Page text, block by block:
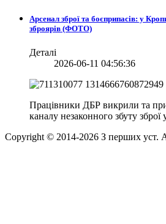
Арсенал зброї та боєприпасів: у
зброярів (ФОТО)
Деталі
2026-06-11 04:56:36
Працівники ДБР викрили та
каналу незаконного збуту
Copyright © 2014-2026 З перших уст.